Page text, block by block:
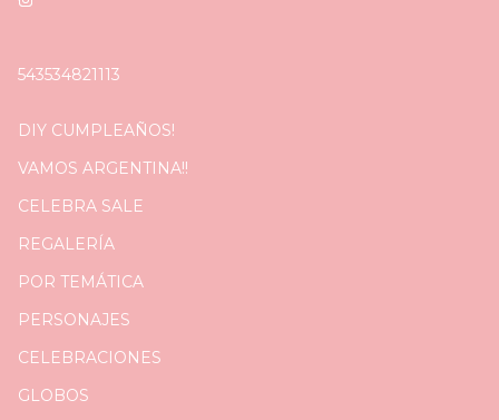
543534821113
DIY CUMPLEAÑOS!
VAMOS ARGENTINA!!
CELEBRA SALE
REGALERÍA
POR TEMÁTICA
PERSONAJES
CELEBRACIONES
GLOBOS